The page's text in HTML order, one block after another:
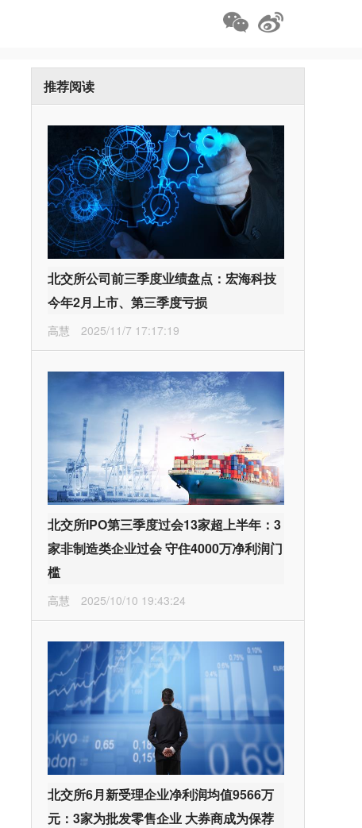
推荐阅读
北交所公司前三季度业绩盘点：宏海科技
今年2月上市、第三季度亏损
高慧 2025/11/7 17:17:19
北交所IPO第三季度过会13家超上半年：3
家非制造类企业过会 守住4000万净利润门
槛
高慧 2025/10/10 19:43:24
北交所6月新受理企业净利润均值9566万
元：3家为批发零售企业 大券商成为保荐